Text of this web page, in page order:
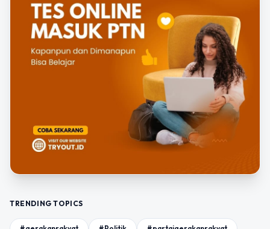
TRENDING TOPICS